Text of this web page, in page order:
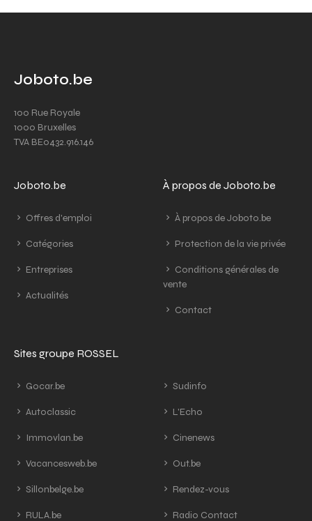
Joboto.be
100 Rue Royale
1000 Bruxelles
TVA BE0432.916.146
Joboto.be
Offres d'emploi
Catégories
Entreprises
Actualités
À propos de Joboto.be
À propos de Joboto.be
Protection de la vie privée
Conditions générales de
vente
Contact
Sites groupe ROSSEL
Gocar.be
Autoclassic
Immovlan.be
Vacancesweb.be
Sillonbelge.be
RULA.be
Sudinfo
L'Echo
Cinenews
Out.be
Rendez-vous
Radio Contact